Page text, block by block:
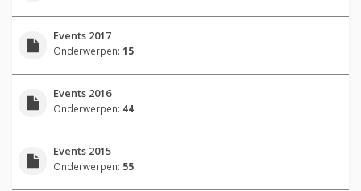
Events 2017
Onderwerpen: 15
Events 2016
Onderwerpen: 44
Events 2015
Onderwerpen: 55